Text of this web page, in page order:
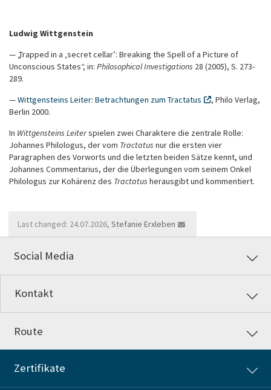
Ludwig Wittgenstein
— „Trapped in a ‚secret cellar’: Breaking the Spell of a Picture of
Unconscious States“, in: Philosophical Investigations 28 (2005), S. 273-
289.
—Wittgensteins Leiter: Betrachtungen zum Tractatus
, Philo Verlag,
Berlin 2000.
In Wittgensteins Leiterspielen zwei Charaktere die zentrale Rolle:
Johannes Philologus, der vom Tractatus nur die ersten vier
Paragraphen des Vorworts und die letzten beiden Sätze kennt, und
Johannes Commentarius, der die Überlegungen vom seinem Onkel
Philologus zur Kohärenz des Tractatus herausgibt und kommentiert.
Last changed: 24.07.2026, Stefanie Erxleben
Social Media
Kontakt
Route
Zertifikate